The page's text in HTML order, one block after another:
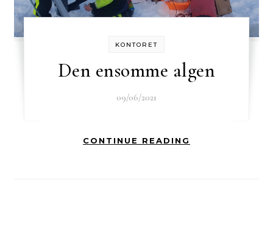
KONTORET
Den ensomme algen
09/06/2021
CONTINUE READING